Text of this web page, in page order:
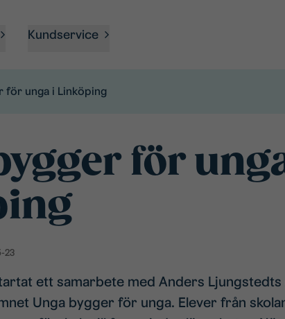
Kundservice
för unga i Linköping
för
23
ett samarbete med Anders Ljungstedts
Unga bygger för unga. Elever från